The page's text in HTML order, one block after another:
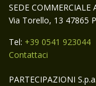
SEDE COMMERCIALE
Via Torello, 13 47865
Tel: +39 0541 923044
Contattaci
PARTECIPAZIONI